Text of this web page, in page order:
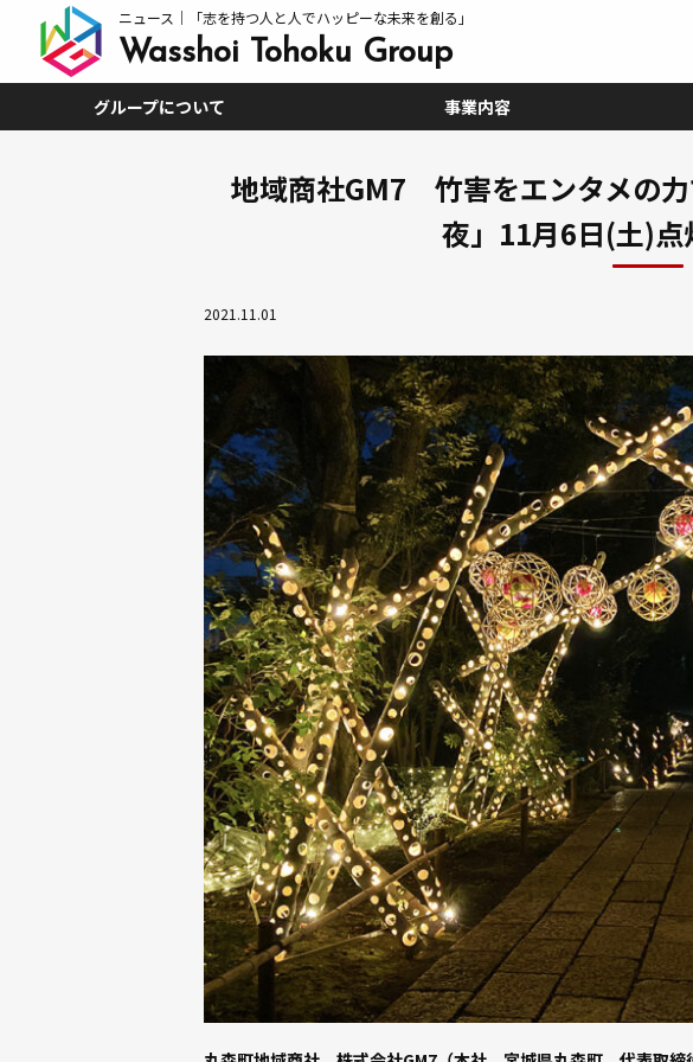
ニュース｜「志を持つ人と人でハッピーな未来を創る」
Wasshoi Tohoku Group
グループについて
事業内容
地域商社GM7 竹害をエンタメの
夜」11月6日(土)点
2021.11.01